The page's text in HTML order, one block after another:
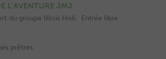
L’AVENTURE JMJ
du groupe lillois Holi, Entrée libre
prêtres